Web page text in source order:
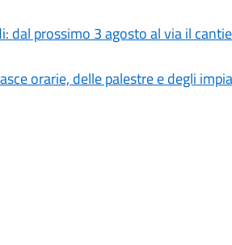
dal prossimo 3 agosto al via il
orarie, delle palestre e degli